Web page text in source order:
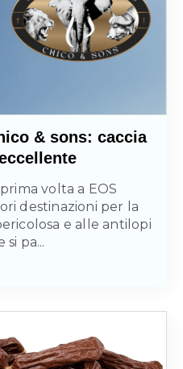
& sons: caccia
volta a EOS
destinazioni per la
e alle antilopi
si pa...